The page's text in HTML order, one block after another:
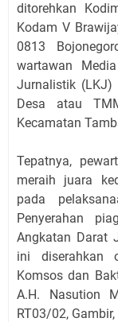
ditorehkan
Kodam V
0813
wartawan
Jurnalistik (LKJ)
Desa atau
Kecamatan
Tepatnya,
meraih juara
pada
Penyerahan
Angkatan Darat
ini diserahkan
Komsos dan
A.H. Nasution
RT03/02,